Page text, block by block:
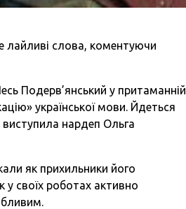
лайливі слова, коментуючи
Подерв’янський у притаманній
української мови. Йдеться
нардеп Ольга
як прихильники його
у своїх роботах активно